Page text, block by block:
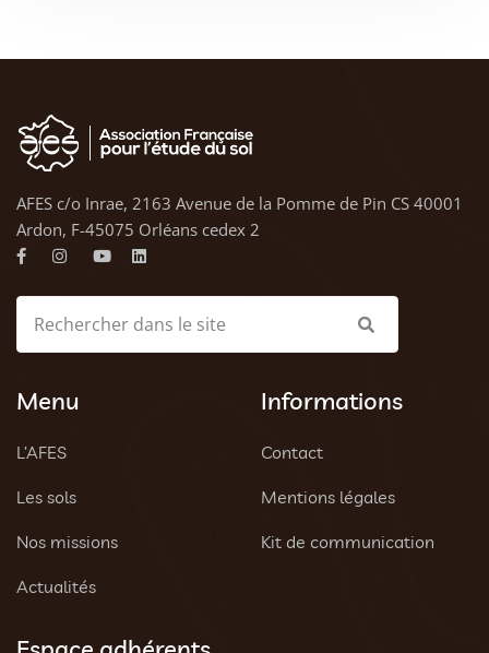
AFES c/o Inrae, 2163 Avenue de la Pomme de Pin CS 40001
Ardon, F-45075 Orléans cedex 2
Menu
L’AFES
Les sols
Nos missions
Actualités
Informations
Contact
Mentions légales
Kit de communication